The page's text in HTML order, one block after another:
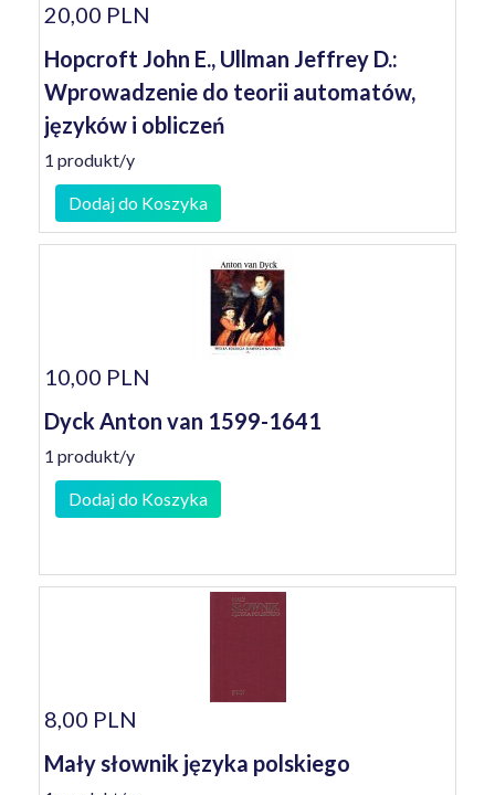
20,00 PLN
Hopcroft John E., Ullman Jeffrey D.:
Wprowadzenie do teorii automatów,
języków i obliczeń
1 produkt/y
Dodaj do Koszyka
10,00 PLN
Dyck Anton van 1599-1641
1 produkt/y
Dodaj do Koszyka
8,00 PLN
Mały słownik języka polskiego